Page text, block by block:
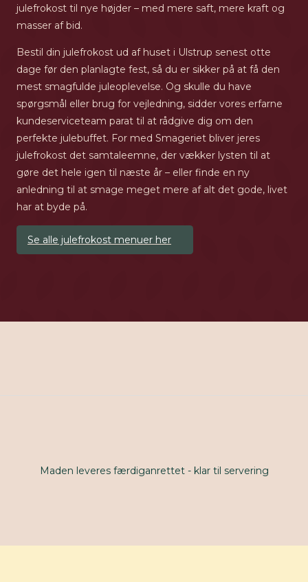
julefrokost til nye højder – med mere saft, mere kraft og
masser af bid.
Bestil din julefrokost ud af huset i Ulstrup senest otte
dage før den planlagte fest, så du er sikker på at få den
mest smagfulde juleoplevelse. Og skulle du have
spørgsmål eller brug for vejledning, sidder vores erfarne
kundeserviceteam parat til at rådgive dig om den
perfekte julebuffet. For med Smageriet bliver jeres
julefrokost det samtaleemne, der vækker lysten til at
gøre det hele igen til næste år – eller finde en ny
anledning til at smage meget mere af alt det gode, livet
har at byde på.
Se alle julefrokost menuer her
Maden leveres færdiganrettet - klar til servering